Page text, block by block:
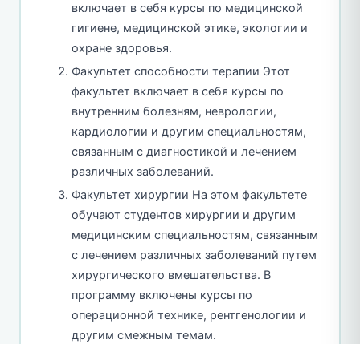
включает в себя курсы по медицинской
гигиене, медицинской этике, экологии и
охране здоровья.
Факультет способности терапии Этот
факультет включает в себя курсы по
внутренним болезням, неврологии,
кардиологии и другим специальностям,
связанным с диагностикой и лечением
различных заболеваний.
Факультет хирургии На этом факультете
обучают студентов хирургии и другим
медицинским специальностям, связанным
с лечением различных заболеваний путем
хирургического вмешательства. В
программу включены курсы по
операционной технике, рентгенологии и
другим смежным темам.